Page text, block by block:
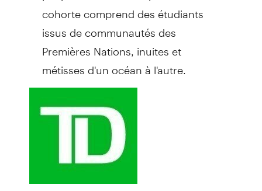
cohorte comprend des étudiants
issus de communautés des
Premières Nations, inuites et
métisses d'un océan à l'autre.